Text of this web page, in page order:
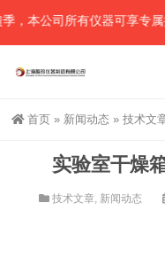
公司所有仪器可享专属折
首页 » 新闻动态 » 技术文
实验室干燥
技术文章, 新闻动态